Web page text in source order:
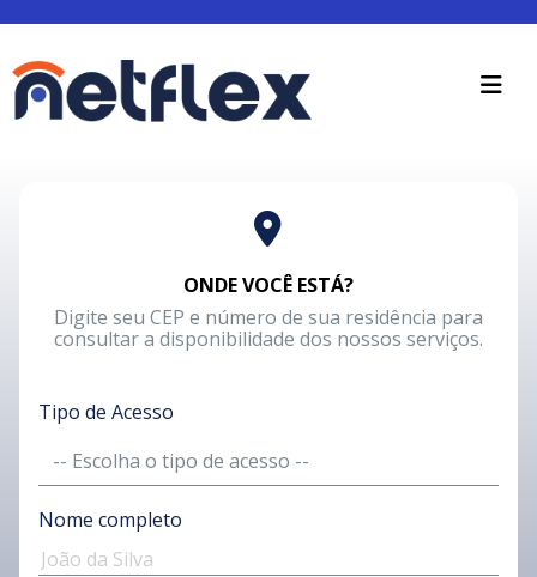
ONDE VOCÊ ESTÁ?
Digite seu CEP e número de sua residência para
consultar a disponibilidade dos nossos serviços.
Tipo de Acesso
Nome completo